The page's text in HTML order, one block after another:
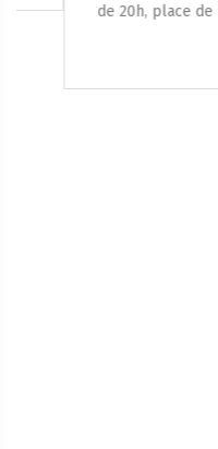
de 20h, place de la […]